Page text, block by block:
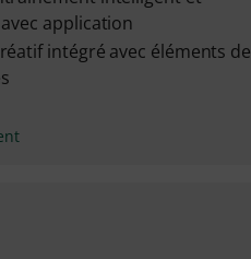
application
intégré avec éléments de